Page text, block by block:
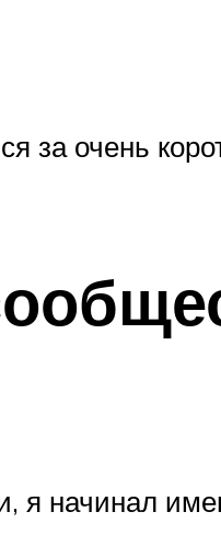
за очень
я начинал